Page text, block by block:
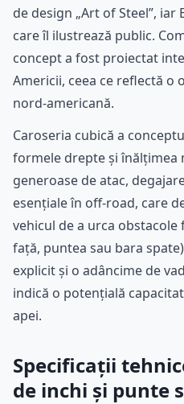
de design „Art of Steel”,
care îl ilustrează public.
concept a fost proiectat
Americii, ceea ce reflectă o
nord-americană.
Caroseria cubică a
formele drepte și înălțimea
generoase de atac,
esențiale în off-road, care
vehicul de a urca
față, puntea sau bara
explicit și o adâncime de
indică o potențială
apei.
Specificații
de inchi și punte